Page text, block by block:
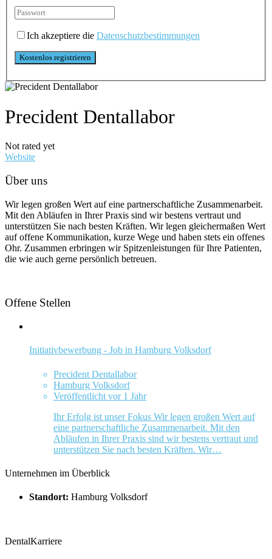
Ich akzeptiere die Datenschutzbestimmungen
Precident Dentallabor
Not rated yet
Website
Über uns
Wir legen großen Wert auf eine partnerschaftliche Zusammenarbeit.
Mit den Abläufen in Ihrer Praxis sind wir bestens vertraut und
unterstützen Sie nach besten Kräften. Wir legen gleichermaßen Wert
auf offene Kommunikation, kurze Wege und haben stets ein offenes
Ohr. Zusammen erbringen wir Spitzenleistungen für Ihre Patienten,
die wie auch gerne persönlich betreuen.
Offene Stellen
Initiativbewerbung - Job in Hamburg Volksdorf
Precident Dentallabor
Hamburg Volksdorf
Veröffentlicht vor 1 Jahr
Ihr Erfolg ist unser Fokus Wir legen großen Wert auf
eine partnerschaftliche Zusammenarbeit. Mit den
Abläufen in Ihrer Praxis sind wir bestens vertraut und
unterstützen Sie nach besten Kräften. Wir…
Unternehmen im Überblick
Standort: Hamburg Volksdorf
DentalKarriere